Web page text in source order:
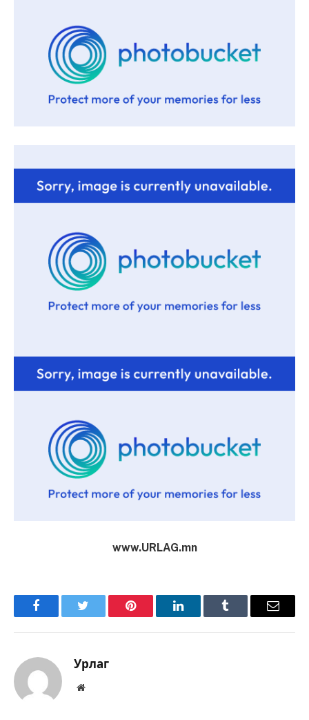
www.URLAG.mn
FacebookTwitter Pinterest LinkedInTumblr Имэйл
Урлаг
Вэбсайт